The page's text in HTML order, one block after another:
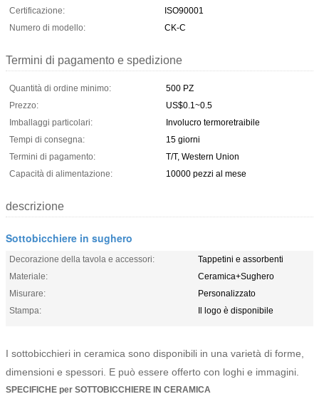
Certificazione:
ISO90001
Numero di modello:
CK-C
Termini di pagamento e spedizione
Quantità di ordine minimo:
500 PZ
Prezzo:
US$0.1~0.5
Imballaggi particolari:
Involucro termoretraibile
Tempi di consegna:
15 giorni
Termini di pagamento:
T/T, Western Union
Capacità di alimentazione:
10000 pezzi al mese
descrizione
Sottobicchiere in sughero
Decorazione della tavola e accessori:
Tappetini e assorbenti
Materiale:
Ceramica+Sughero
Misurare:
Personalizzato
Stampa:
Il logo è disponibile
I sottobicchieri in ceramica sono disponibili in una varietà di forme,
dimensioni e spessori. E può essere offerto con loghi e immagini.
SPECIFICHE per SOTTOBICCHIERE IN CERAMICA